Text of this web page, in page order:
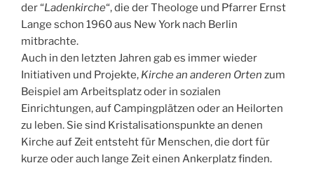
der “Ladenkirche“, die der Theologe und Pfarrer Ernst
Lange schon 1960 aus New York nach Berlin
mitbrachte.
Auch in den letzten Jahren gab es immer wieder
Initiativen und Projekte, Kirche an anderen Orten zum
Beispiel am Arbeitsplatz oder in sozialen
Einrichtungen, auf Campingplätzen oder an Heilorten
zu leben. Sie sind Kristalisationspunkte an denen
Kirche auf Zeit entsteht für Menschen, die dort für
kurze oder auch lange Zeit einen Ankerplatz finden.